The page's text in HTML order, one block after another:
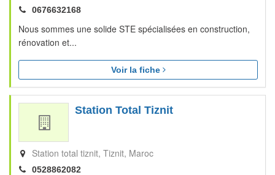
0676632168
Nous sommes une solide STE spécialisées en construction,
rénovation et...
Voir la fiche
Station Total Tiznit
Station total tiznit Tiznit Maroc
0528862082